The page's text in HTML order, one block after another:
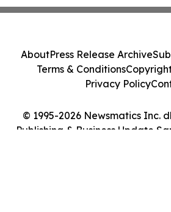
© 1995-2026 Newsmatics Inc.
Publishing & Business Update
AboutPress Release Archive
Terms & Conditions
Privacy Policy